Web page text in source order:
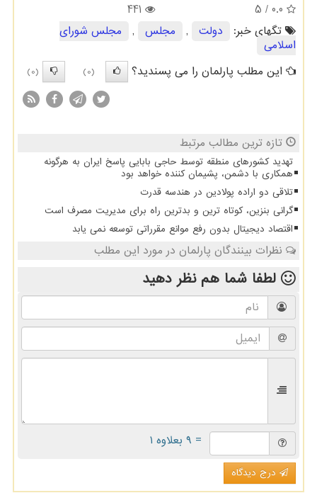
0.0
/ 5
441
تگهای خبر:
دولت , مجلس ,
مجلس شورای
اسلامی
این مطلب پارلمان را می پسندید؟
(0)
(0)
تازه ترین مطالب مرتبط
تهدید کشورهای منطقه توسط حاجی بابایی پاسخ ایران به هرگونه
همکاری با دشمن، پشیمان کننده خواهد بود
تلاقی دو اراده پولادین در هندسه قدرت
گرانی بنزین، کوتاه ترین و بدترین راه برای مدیریت مصرف است
اقتصاد دیجیتال بدون رفع موانع مقرراتی توسعه نمی یابد
نظرات بینندگان پارلمان در مورد این مطلب
لطفا شما همنظر دهید
= ۹ بعلاوه ۱
درج دیدگاه